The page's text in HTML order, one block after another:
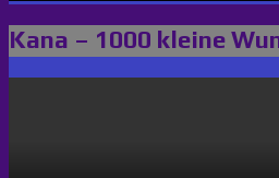
Kana – 1000 kleine